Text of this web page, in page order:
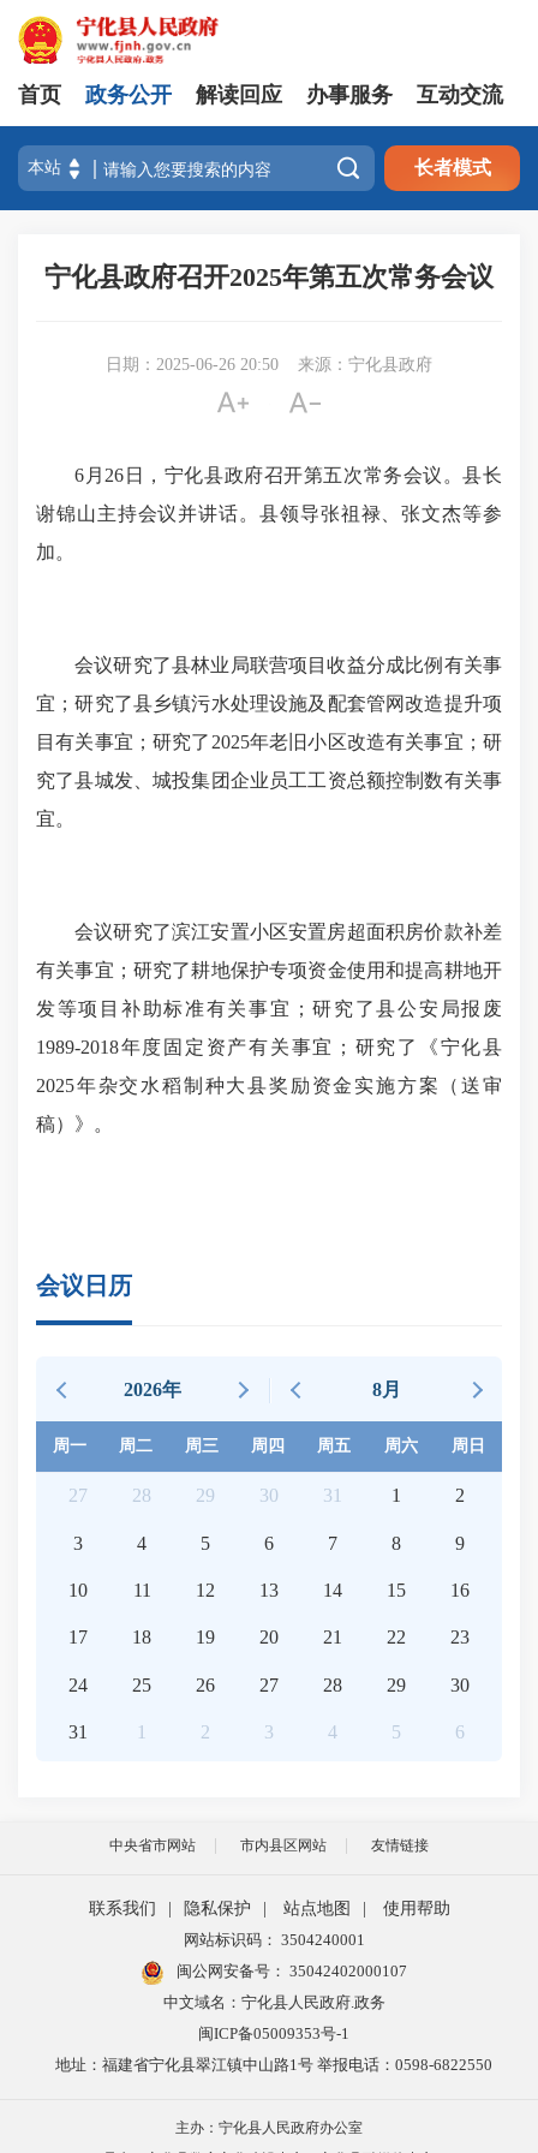
首页 政务公开 解读回应 办事服务 互动交流
 长者模式
宁化县政府召开2025年第五次常务会议
日期：2025-06-26 20:50 来源：宁化县政府
 
6月26日，宁化县政府召开第五次常务会议。县长
谢锦山主持会议并讲话。县领导张祖禄、张文杰等参
加。
会议研究了县林业局联营项目收益分成比例有关事
宜；研究了县乡镇污水处理设施及配套管网改造提升项
目有关事宜；研究了2025年老旧小区改造有关事宜；研
究了县城发、城投集团企业员工工资总额控制数有关事
宜。
会议研究了滨江安置小区安置房超面积房价款补差
有关事宜；研究了耕地保护专项资金使用和提高耕地开
发等项目补助标准有关事宜；研究了县公安局报废
1989-2018年度固定资产有关事宜；研究了《宁化县
2025年杂交水稻制种大县奖励资金实施方案（送审
稿）》。
会议日历
2026年 8月
周一 周二 周三 周四 周五 周六 周日
27 28 29 30 31 1 2
3 4 5 6 7 8 9
10 11 12 13 14 15 16
17 18 19 20 21 22 23
24 25 26 27 28 29 30
31 1 2 3 4 5 6
中央省市网站 市内县区网站 友情链接
联系我们 隐私保护 站点地图
使用帮助
网站标识码： 3504240001
闽公网安备号： 35042402000107
中文域名：宁化县人民政府.政务
闽ICP备05009353号-1
地址：福建省宁化县翠江镇中山路1号 举报电话：0598-6822550
主办：宁化县人民政府办公室